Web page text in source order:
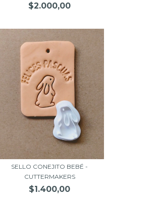
$2.000,00
SELLO CONEJITO BEBÉ -
CUTTERMAKERS
$1.400,00